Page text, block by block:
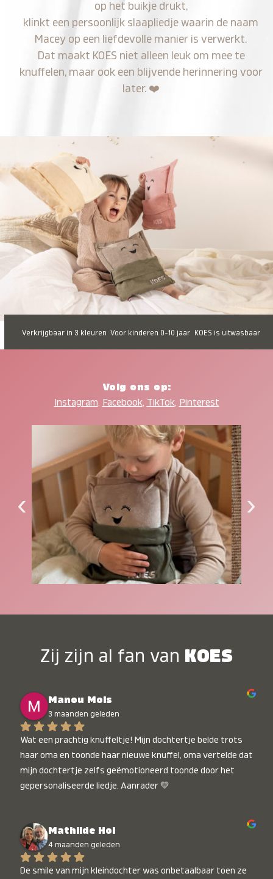
op het buikje drukt,
klinkt een persoonlijk slaapliedje waarin de naam
Macey op een liefdevolle manier is verwerkt.
Dat maakt KOES niet alleen leuk om mee te
knuffelen, maar ook een blijvende herinnering voor
later. ❤️
Verkrijgbaar in 3 kleuren Voor kinderen 0-10 jaar KOES is uitwasbaar
Volg ons op:
Instagram, Facebook, TikTok, Pinterest
‹ ›
Zij zijn al fan van KOES
Manou Mols
3 maanden geleden
Wat een prachtig knuffeltje! Mijn dochtertje belde trots
haar oma en toonde haar nieuwe knuffel, oma vertelde dat
mijn dochtertje zelfs geëmotioneerd toonde door het
gepersonaliseerde liedje. Aanrader 💛
Mathilde Hol
4 maanden geleden
De smile van mijn kleindochter was onbetaalbaar toen ze